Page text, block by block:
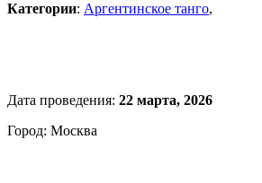
Категории: Аргентинское танго,
Дата проведения: 22 марта, 2026
Город: Москва